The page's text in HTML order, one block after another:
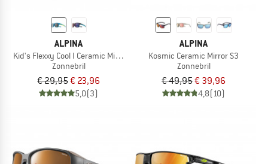
ALPINA
Kid's Flexxy Cool I Ceramic Mirror Cat 3
Zonnebril
€ 29,95€ 23,96
5,0(3)
ALPINA
Kosmic Ceramic Mirror S3
Zonnebril
€ 49,95€ 39,96
4,8(10)